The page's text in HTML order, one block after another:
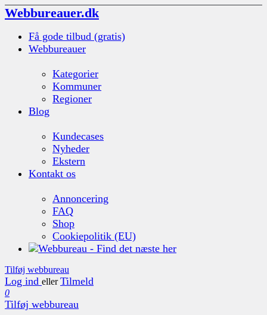
Webbureauer.dk
Få gode tilbud (gratis)
Webbureauer
Kategorier
Kommuner
Regioner
Blog
Kundecases
Nyheder
Ekstern
Kontakt os
Annoncering
FAQ
Shop
Cookiepolitik (EU)
Tilføj webbureau
Log ind eller Tilmeld
0
Tilføj webbureau